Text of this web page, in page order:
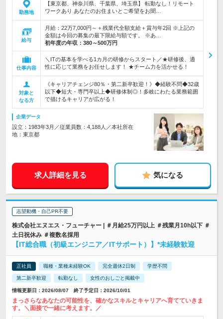
勤務地
【東京都、神奈川県、千葉県、埼玉県】 転勤なし！リモート
ワークあり あなたのお住まいとご希望をお聞…
給与
月給：22万7,000円～＋残業代全額支給＋賞与年2回 ※上記の
金額は今回の募集の最下限給与額です。 ※あ…
初年度の年収： 380～500万円
仕事内容
＼ITの基本を学べる1カ月の研修からスタート／★研修後、適
性に応じて業務をお任せします！ ★チーム力を活かせる！
対象と
なる方
《キャリアチェンジ80％・第二新卒歓迎！》◆経験不問◆32歳
以下◆短大・専門卒以上◆研修体制◎！多岐にわたる業務範囲
で描けるキャリアが広がる！
企業データ
設立：1983年3月／従業員数：4,188人／本社所在
地：東京都
求人詳細を見る 気になる
志望動機・自己PR不要
株式会社エヌエス・フューチャー | ＃月給25万円以上 ＃残業月10h以下 ＃
土日祝休み ＃複数名採用
【IT総合職（初級エンジニア／ITサポート）】*未経験歓迎
正社員 職種・業種未経験OK 完全週休2日制 学歴不問
第二新卒歓迎 転勤なし 女性のおしごと掲載中
情報更新日：2026/08/07 終了予定日：2026/10/01
まっさらなあなたの可能性を、確かなスキルとキャリアへ育てていきま
す。＼面接で一緒に考えます。／